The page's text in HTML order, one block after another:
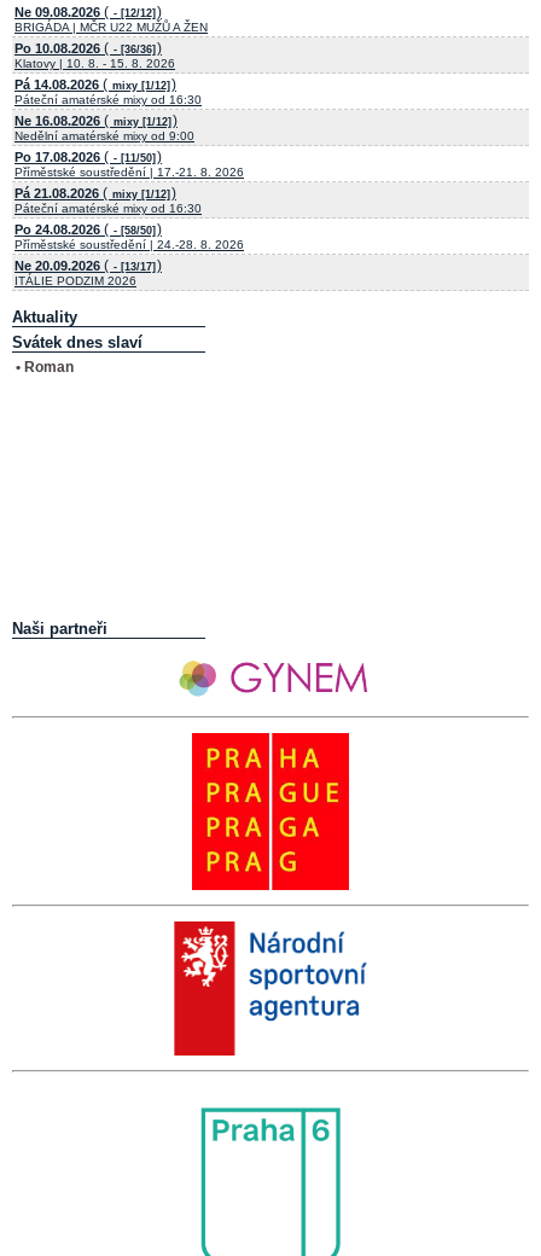
Ne 09.08.2026 ( - [12/12] )
BRIGÁDA | MČR U22 MUŽŮ A ŽEN
Po 10.08.2026 ( - [36/36] )
Klatovy | 10. 8. - 15. 8. 2026
Pá 14.08.2026 ( mixy [1/12] )
Páteční amatérské mixy od 16:30
Ne 16.08.2026 ( mixy [1/12] )
Nedělní amatérské mixy od 9:00
Po 17.08.2026 ( - [11/50] )
Příměstské soustředění | 17.-21. 8. 2026
Pá 21.08.2026 ( mixy [1/12] )
Páteční amatérské mixy od 16:30
Po 24.08.2026 ( - [58/50] )
Příměstské soustředění | 24.-28. 8. 2026
Ne 20.09.2026 ( - [13/17] )
ITÁLIE PODZIM 2026
Aktuality
Svátek dnes slaví
• Roman
Naši partneři